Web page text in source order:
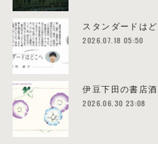
スタンダードは
2026.07.18 05:50
伊豆下田の書店
2026.06.30 23:08